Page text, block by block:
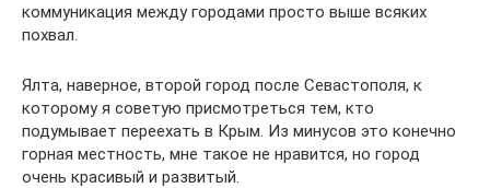
коммуникация между городами просто выше всяких
похвал.
Ялта, наверное, второй город после Севастополя, к
которому я советую присмотреться тем, кто
подумывает переехать в Крым. Из минусов это конечно
горная местность, мне такое не нравится, но город
очень красивый и развитый.